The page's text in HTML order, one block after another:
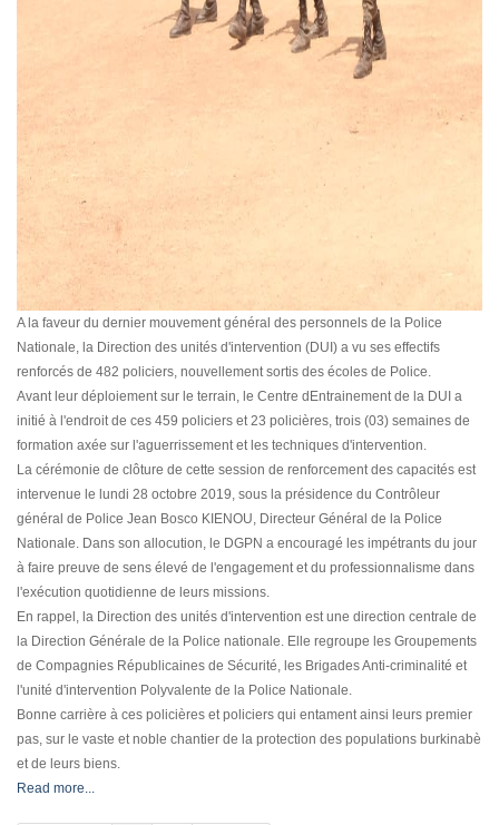
A la faveur du dernier mouvement général des personnels de la Police
Nationale, la Direction des unités d'intervention (DUI) a vu ses effectifs
renforcés de 482 policiers, nouvellement sortis des écoles de Police.
Avant leur déploiement sur le terrain, le Centre dEntrainement de la DUI a
initié à l'endroit de ces 459 policiers et 23 policières, trois (03) semaines de
formation axée sur l'aguerrissement et les techniques d'intervention.
La cérémonie de clôture de cette session de renforcement des capacités est
intervenue le lundi 28 octobre 2019, sous la présidence du Contrôleur
général de Police Jean Bosco KIENOU, Directeur Général de la Police
Nationale. Dans son allocution, le DGPN a encouragé les impétrants du jour
à faire preuve de sens élevé de l'engagement et du professionnalisme dans
l'exécution quotidienne de leurs missions.
En rappel, la Direction des unités d'intervention est une direction centrale de
la Direction Générale de la Police nationale. Elle regroupe les Groupements
de Compagnies Républicaines de Sécurité, les Brigades Anti-criminalité et
l'unité d'intervention Polyvalente de la Police Nationale.
Bonne carrière à ces policières et policiers qui entament ainsi leurs premier
pas, sur le vaste et noble chantier de la protection des populations burkinabè
et de leurs biens.
Read more...